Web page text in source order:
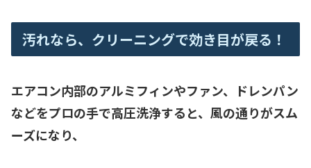
汚れなら、クリーニングで効き目が戻る！
エアコン内部のアルミフィンやファン、ドレンパン
などをプロの手で高圧洗浄すると、風の通りがスム
ーズになり、